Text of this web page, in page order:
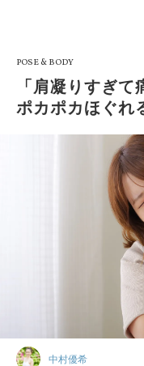
POSE & BODY
「肩凝りすぎ
ポカポカほぐれ
中村優希